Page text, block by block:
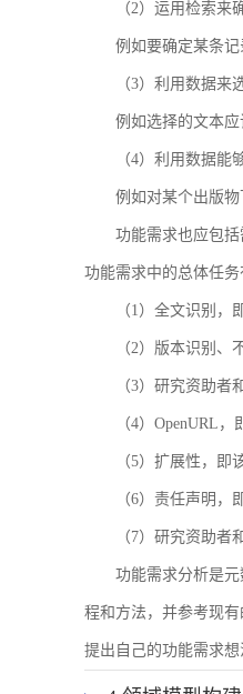
（2）运用检索来
例如要确定某条
（3）利用数据来
例如选择的文本
（4）利用数据能
例如对某个出版
功能需求也应包括
功能需求中的总体任
（1）全文识别
（2）版本识别、
（3）研究资助者
（4）OpenURL
（5）扩展性，
（6）责任声明，
（7）研究资助
功能需求分析是
程和方法，并参考现
提出自己的功能需求